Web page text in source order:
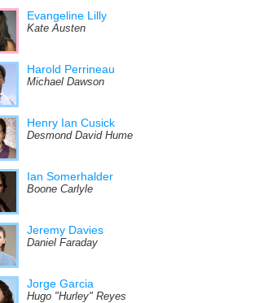
Evangeline Lilly
Kate Austen
Harold Perrineau
Michael Dawson
Henry Ian Cusick
Desmond David Hume
Ian Somerhalder
Boone Carlyle
Jeremy Davies
Daniel Faraday
Jorge Garcia
Hugo "Hurley" Reyes